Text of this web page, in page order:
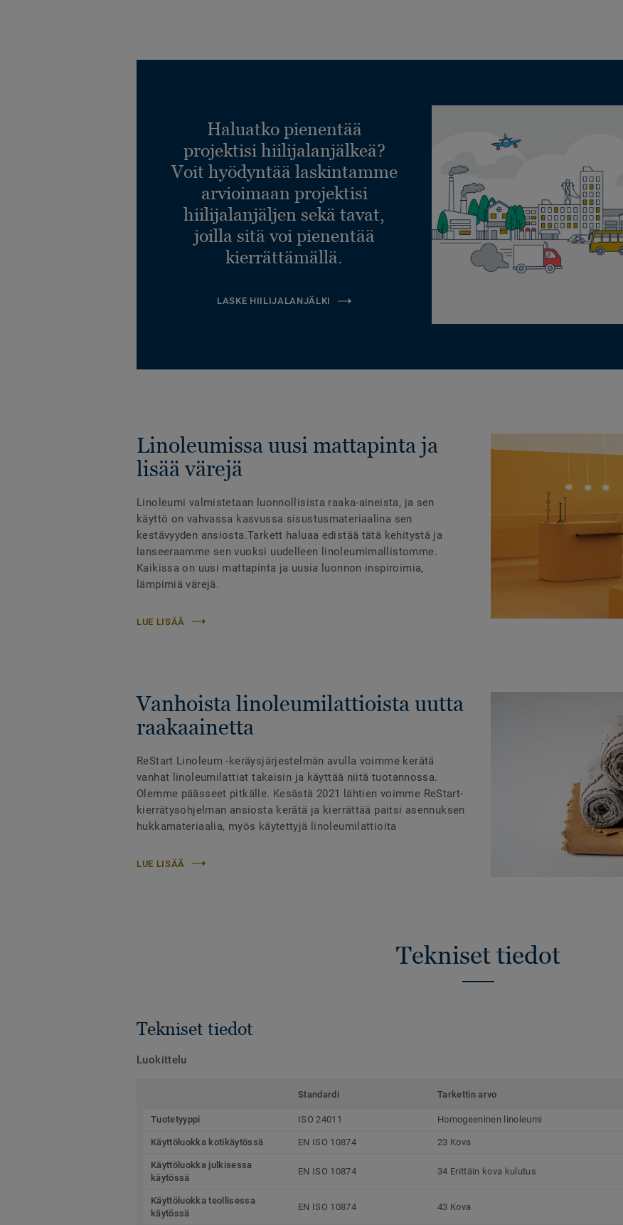
Haluatko pienentää
projektisi hiilijalanjälkeä?
Voit hyödyntää laskintamme
arvioimaan projektisi
hiilijalanjäljen sekä tavat,
joilla sitä voi pienentää
kierrättämällä.
LASKE HIILIJALANJÄLKI
Linoleumissa uusi mattapinta ja
lisää värejä
Linoleumi valmistetaan luonnollisista raaka-aineista, ja sen
käyttö on vahvassa kasvussa sisustusmateriaalina sen
kestävyyden ansiosta.Tarkett haluaa edistää tätä kehitystä ja
lanseeraamme sen vuoksi uudelleen linoleumimallistomme.
Kaikissa on uusi mattapinta ja uusia luonnon inspiroimia,
lämpimiä värejä.
LUE LISÄÄ
Vanhoista linoleumilattioista uutta
raakaainetta
ReStart Linoleum -keräysjärjestelmän avulla voimme kerätä
vanhat linoleumilattiat takaisin ja käyttää niitä tuotannossa.
Olemme päässeet pitkälle. Kesästä 2021 lähtien voimme ReStart-
kierrätysohjelman ansiosta kerätä ja kierrättää paitsi asennuksen
hukkamateriaalia, myös käytettyjä linoleumilattioita
LUE LISÄÄ
Tekniset tiedot
Tekniset tiedot
Luokittelu
Standardi Tarkettin arvo
Tuotetyyppi ISO 24011 Homogeeninen linoleumi
Käyttöluokka kotikäytössä EN ISO 10874 23 Kova
Käyttöluokka julkisessa
käytössä
EN ISO 10874 34 Erittäin kova kulutus
Käyttöluokka teollisessa
käytössä
EN ISO 10874 43 Kova